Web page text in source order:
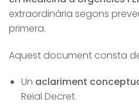
extraordinària segons
primera.
Aquest document consta
Un aclariment
Reial Decret.